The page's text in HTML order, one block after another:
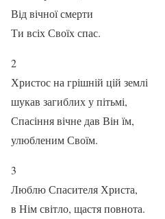
Від вічної смерти
Ти всіх Своїх спас.
2
Христос на грішній цій землі
шукав загиблих у пітьмі,
Спасіння вічне дав Він їм,
улюбленим Своїм.
3
Люблю Спасителя Христа,
в Нім світло, щастя повнота.